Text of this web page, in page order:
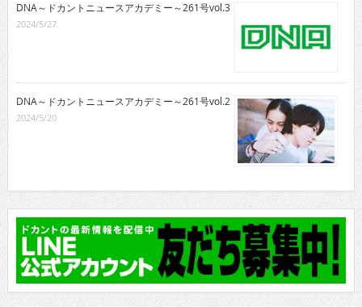
DNA～ドカントニュースアカデミー～261号vol.3
2024/5/27
DNA～ドカントニュースアカデミー～261号vol.2
2024/5/20